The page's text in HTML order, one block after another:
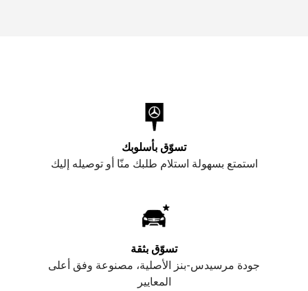
تسوّق بأسلوبك
استمتع بسهولة استلام طلبك منّا أو توصيله إليك
تسوّق بثقة
جودة مرسيدس-بنز الأصلية، مصنوعة وفق أعلى
المعايير